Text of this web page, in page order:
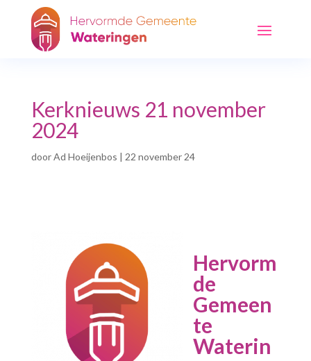
Kerknieuws 21 november
2024
doorAd Hoeijenbos | 22 november 24
Hervorm
de
Gemeen
te
Waterin